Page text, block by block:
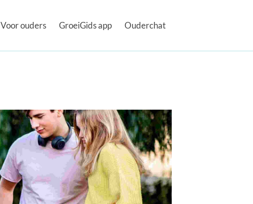
Voor ouders GroeiGids app Ouderchat